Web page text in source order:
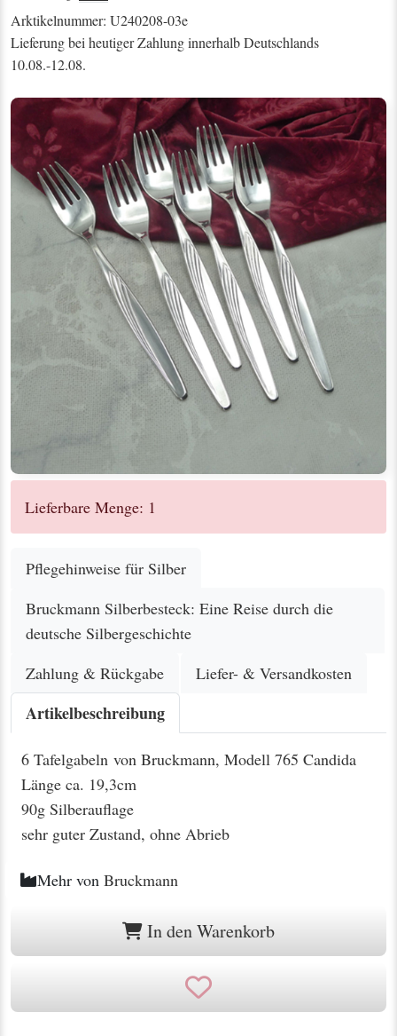
Arktikelnummer: U240208-03e
Lieferung bei heutiger Zahlung innerhalb Deutschlands
10.08.-12.08.
Lieferbare Menge: 1
Pflegehinweise für Silber
Bruckmann Silberbesteck: Eine Reise durch die
deutsche Silbergeschichte
Zahlung & Rückgabe
Liefer- & Versandkosten
Artikelbeschreibung
6 Tafelgabeln von Bruckmann, Modell 765 Candida
Länge ca. 19,3cm
90g Silberauflage
sehr guter Zustand, ohne Abrieb
Mehr von Bruckmann
In den Warenkorb